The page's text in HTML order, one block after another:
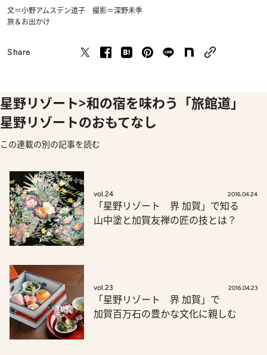
文＝小野アムスデン道子 撮影＝深野未季
旅＆お出かけ
Share
星野リゾート>和の宿を味わう「旅館道」
星野リゾートのおもてなし
この連載の別の記事を読む
vol.24 2016.04.24
「星野リゾート 界 加賀」で知る
山中塗と加賀友禅の匠の技とは？
vol.23 2016.04.23
「星野リゾート 界 加賀」で
加賀百万石の豊かな文化に親しむ